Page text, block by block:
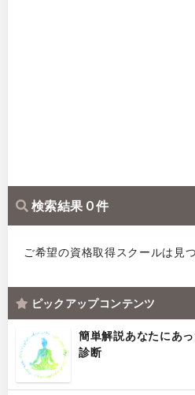
検索結果 0 件
ご希望の資格取得スクールは見
ピックアップコンテンツ
簡単解説あなたにあ
診断